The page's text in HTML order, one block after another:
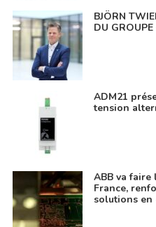
BJÖRN
DU
ADM21
tension
ABB va faire
France,
solutions en